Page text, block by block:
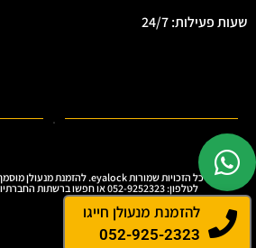
שעות פעילות: 24/7
.
לטלפון: 052-9252323 או חפשו ברשתות החברתיות ופייסבוק facebook
להזמנת מנעולן חייגו
052-925-2323